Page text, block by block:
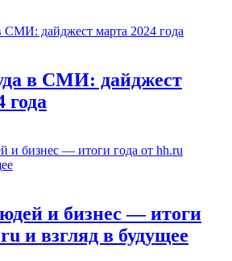
в СМИ: дайджест
года
и бизнес — итоги
и взгляд в будущее